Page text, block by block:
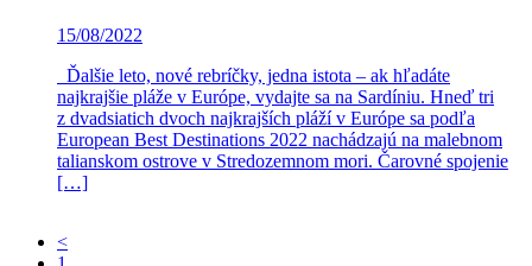
15/08/2022
Ďalšie leto, nové rebríčky, jedna istota – ak hľadáte
najkrajšie pláže v Európe, vydajte sa na Sardíniu. Hneď tri
z dvadsiatich dvoch najkrajších pláží v Európe sa podľa
European Best Destinations 2022 nachádzajú na malebnom
talianskom ostrove v Stredozemnom mori. Čarovné spojenie
[…]
<
Page